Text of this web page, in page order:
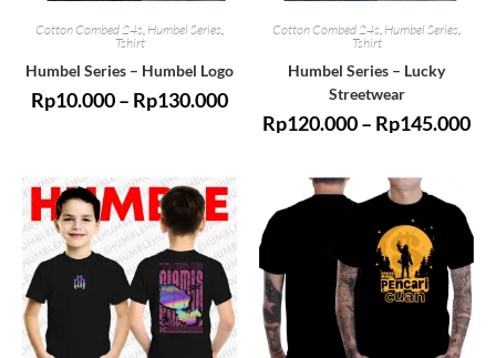
Cotton Combed 24s, Humbel Series,
Tshirt
Humbel Series – Humbel Logo
Rp10.000– Rp130.000
Cotton Combed 24s, Humbel Series,
Tshirt
Humbel Series – Lucky
Streetwear
Rp120.000– Rp145.000